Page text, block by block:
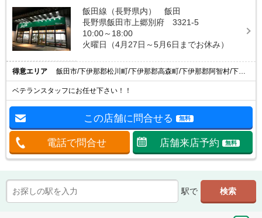
飯田線（長野県内） 飯田
長野県飯田市上郷別府 3321-5
10:00～18:00
火曜日（4月27日～5月6日までお休み）
得意エリア 飯田市/下伊那郡松川町/下伊那郡高森町/下伊那郡阿智村/下伊那郡喬木村
ベテランスタッフにお任せ下さい！！
この店舗に問合せる 無料
電話で問合せ 店舗来店予約 無料
駅で